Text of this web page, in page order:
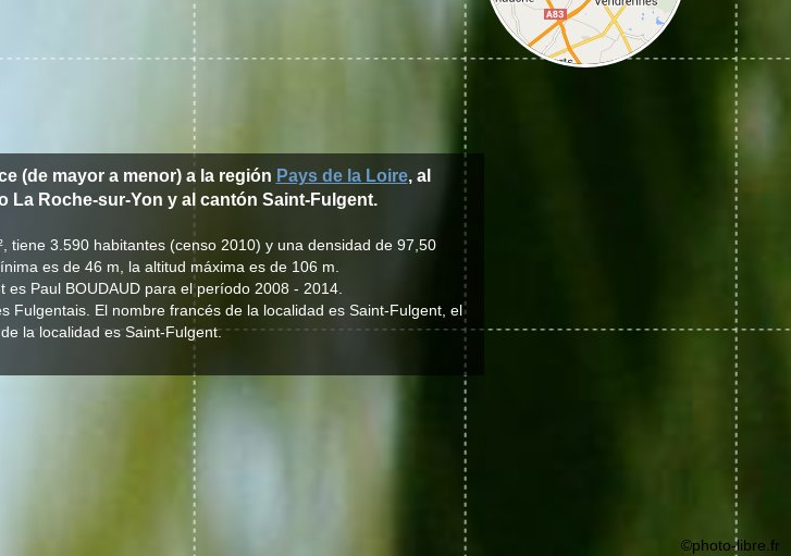
(de mayor a menor) a la región Pays de la Loire, al
La Roche-sur-Yon y al cantón Saint-Fulgent.
tiene 3.590 habitantes (censo 2010) y una densidad de 97,50
es de 46 m, la altitud máxima es de 106 m.
es Paul BOUDAUD para el período 2008 - 2014.
Fulgentais. El nombre francés de la localidad es Saint-Fulgent, el
la localidad es Saint-Fulgent.
©photo-libre.fr